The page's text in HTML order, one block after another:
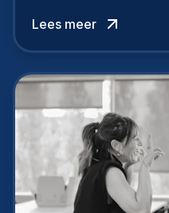
niet van vandaag op
aan, starten met
Lees meer